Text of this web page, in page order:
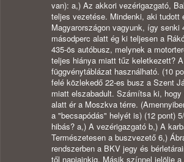
van): a,) Az akkori vezérigazgató,
teljes vezetése. Mindenki, aki tudott
Magyarországon vagyunk, így senki
másodperc alatt ég ki teljesen a
435-ös autóbusz, melynek a
teljes hiánya miatt tűz keletkezett?
függvénytáblázat használható. (10
felé közlekedő 22-es busz a Szent
miatt elszabadult. Számítsa ki,
alatt ér a Moszkva térre.
a "becsapódás" helyét is) (12 pont)
hibás? a,) A vezérigazgató b,) A
Természetesen a buszvezető 6,)
rendszerben a BKV jegy és
től napjainkig. Másik színnel jelölje